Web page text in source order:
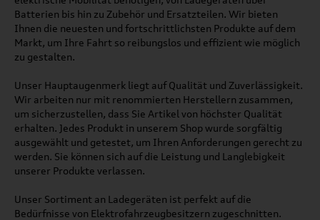
Batterien bis hin zu Zubehör und Ersatzteilen. Wir bieten
Ihnen die neuesten und fortschrittlichsten Produkte auf dem
Markt, um Ihre Fahrt so reibungslos und effizient wie möglich
zu gestalten.
Unser Hauptaugenmerk liegt auf Qualität und Zuverlässigkeit.
Wir arbeiten nur mit renommierten Herstellern zusammen,
um sicherzustellen, dass Sie Artikel von höchster Qualität
erhalten. Jedes Produkt in unserem Shop wurde sorgfältig
ausgewählt und getestet, um Ihren Anforderungen gerecht zu
werden. Sie können sich auf die Leistung und Langlebigkeit
unserer Produkte verlassen.
Unser Sortiment an Ladegeräten ist perfekt auf die
Bedürfnisse von Elektrofahrzeugbesitzern zugeschnitten.